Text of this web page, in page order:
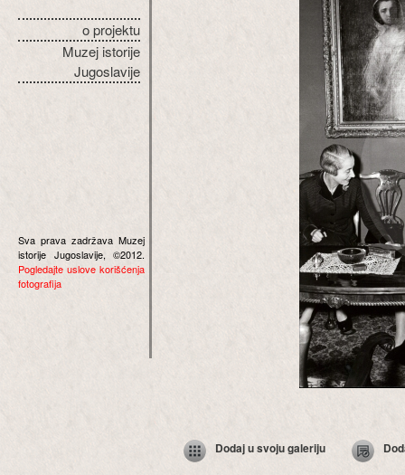
o projektu
Muzej istorije
Jugoslavije
Sva prava zadržava Muzej
istorije Jugoslavije, ©2012.
Pogledajte uslove korišćenja
fotografija
Dodaj u svoju galeriju